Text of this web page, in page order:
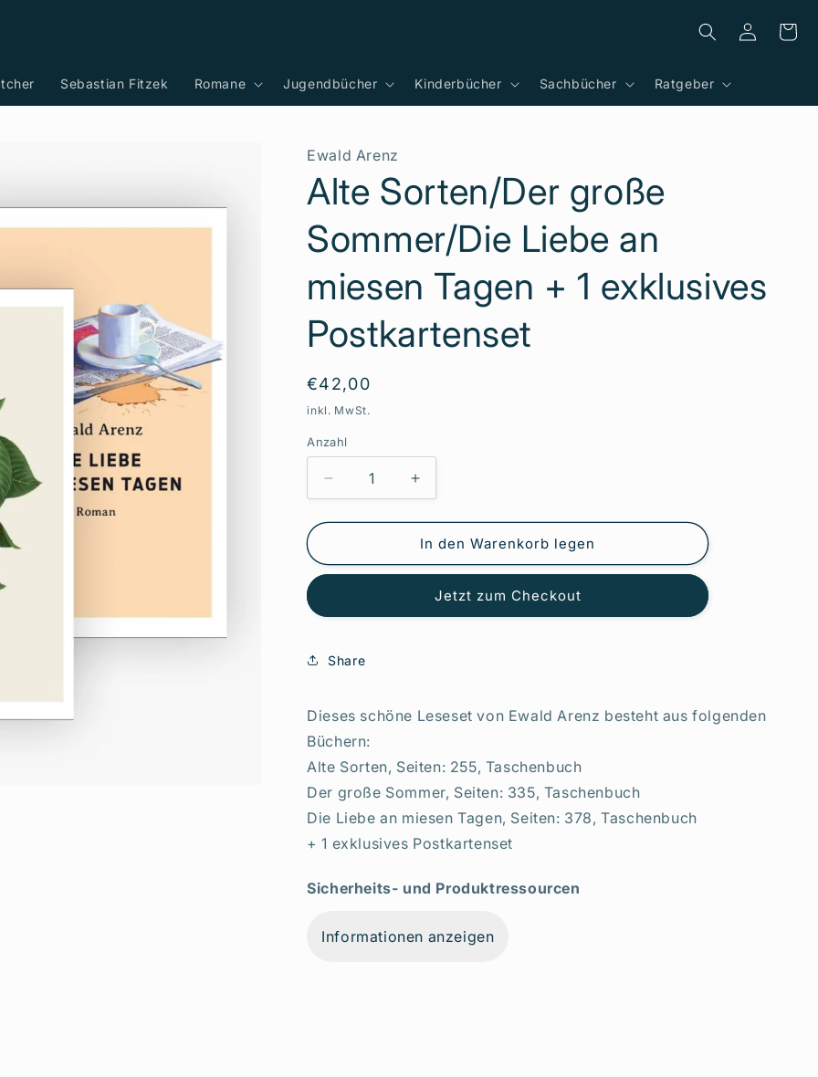
Sebastian Fitzek Romane Jugendbücher Kinderbücher Sachbücher Ratgeber
Einloggen
Ewald Arenz
Alte Sorten/Der große
Sommer/Die Liebe an
miesen Tagen + 1 exklusives
Postkartenset
Normaler
Preis
€42,00
inkl. MwSt.
Anzahl
Verringere
die
Menge
Alte
Sommer/Die
an
+
1
Postkartenset
Erhöhe
die
Menge
für
Alte
große
Sommer/Die
+
Postkartenset
In den Warenkorb legen
Jetzt zum Checkout
Share
Dieses schöne Leseset von Ewald Arenz besteht aus folgenden
Büchern:
Alte Sorten, Seiten: 255, Taschenbuch
Der große Sommer, Seiten: 335, Taschenbuch
Die Liebe an miesen Tagen, Seiten: 378, Taschenbuch
+ 1 exklusives Postkartenset
Sicherheits- und Produktressourcen
Informationen anzeigen